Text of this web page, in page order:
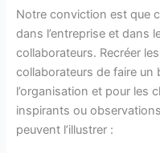
Notre conviction est que
dans l’entreprise et dans
collaborateurs. Recréer
collaborateurs de faire un
l’organisation et pour les
inspirants ou
peuvent l’illustrer :